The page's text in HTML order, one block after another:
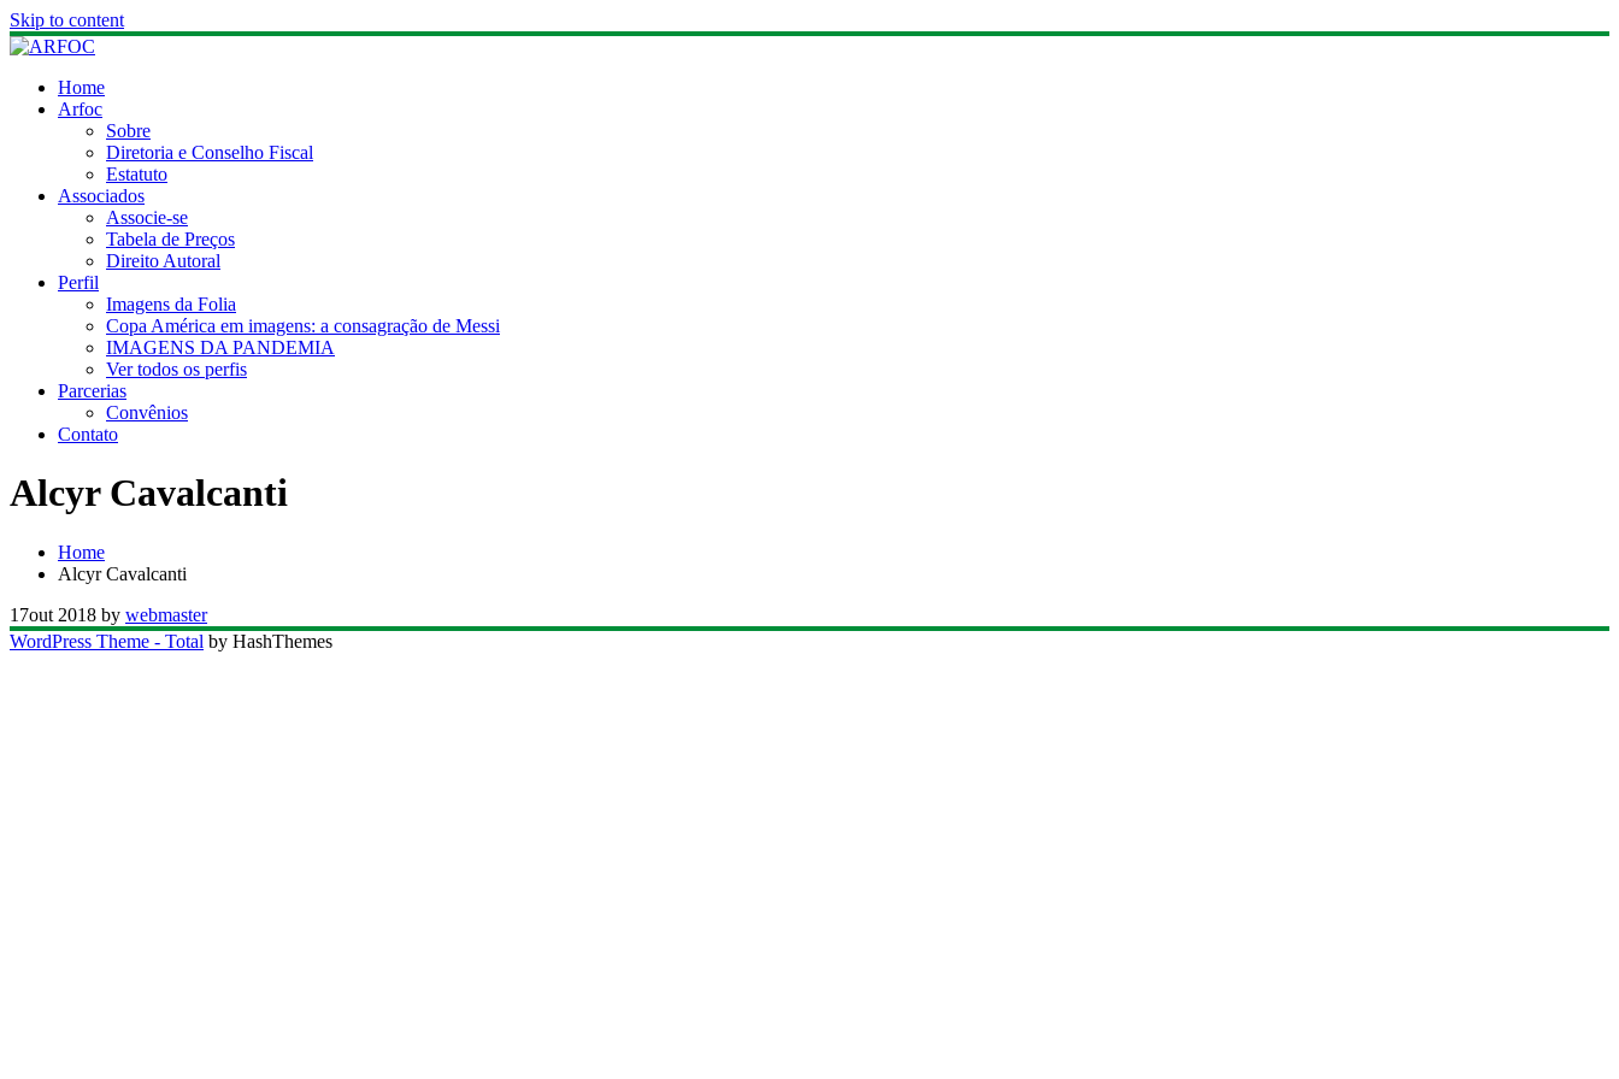
Skip to content
Home
Arfoc
Sobre
Diretoria e Conselho Fiscal
Estatuto
Associados
Associe-se
Tabela de Preços
Direito Autoral
Perfil
Imagens da Folia
Copa América em imagens: a consagração de Messi
IMAGENS DA PANDEMIA
Ver todos os perfis
Parcerias
Convênios
Contato
Alcyr Cavalcanti
Home
Alcyr Cavalcanti
17out 2018 by webmaster
WordPress Theme - Total by HashThemes